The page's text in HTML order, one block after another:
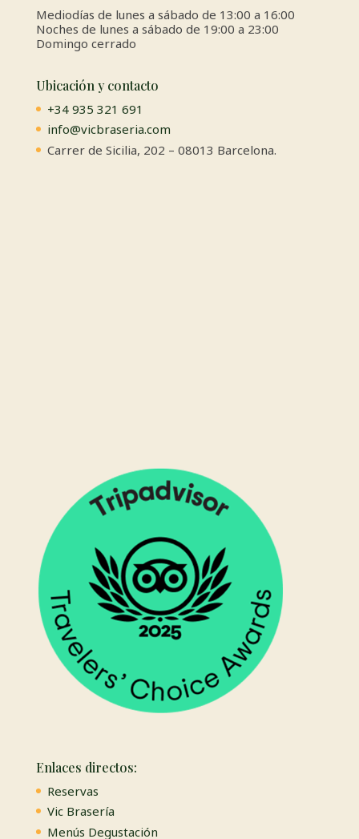
Mediodías de lunes a sábado de 13:00 a 16:00
Noches de lunes a sábado de 19:00 a 23:00
Domingo cerrado
Ubicación y contacto
+34 935 321 691
info@vicbraseria.com
Carrer de Sicilia, 202 – 08013 Barcelona.
Enlaces directos:
Reservas
Vic Brasería
Menús Degustación